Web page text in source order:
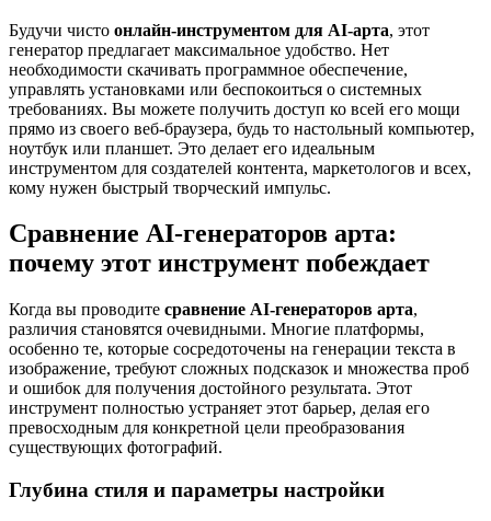
Будучи чисто онлайн-инструментом для AI-арта, этот
генератор предлагает максимальное удобство. Нет
необходимости скачивать программное обеспечение,
управлять установками или беспокоиться о системных
требованиях. Вы можете получить доступ ко всей его мощи
прямо из своего веб-браузера, будь то настольный компьютер,
ноутбук или планшет. Это делает его идеальным
инструментом для создателей контента, маркетологов и всех,
кому нужен быстрый творческий импульс.
Сравнение AI-генераторов арта:
почему этот инструмент побеждает
Когда вы проводите сравнение AI-генераторов арта,
различия становятся очевидными. Многие платформы,
особенно те, которые сосредоточены на генерации текста в
изображение, требуют сложных подсказок и множества проб
и ошибок для получения достойного результата. Этот
инструмент полностью устраняет этот барьер, делая его
превосходным для конкретной цели преобразования
существующих фотографий.
Глубина стиля и параметры настройки